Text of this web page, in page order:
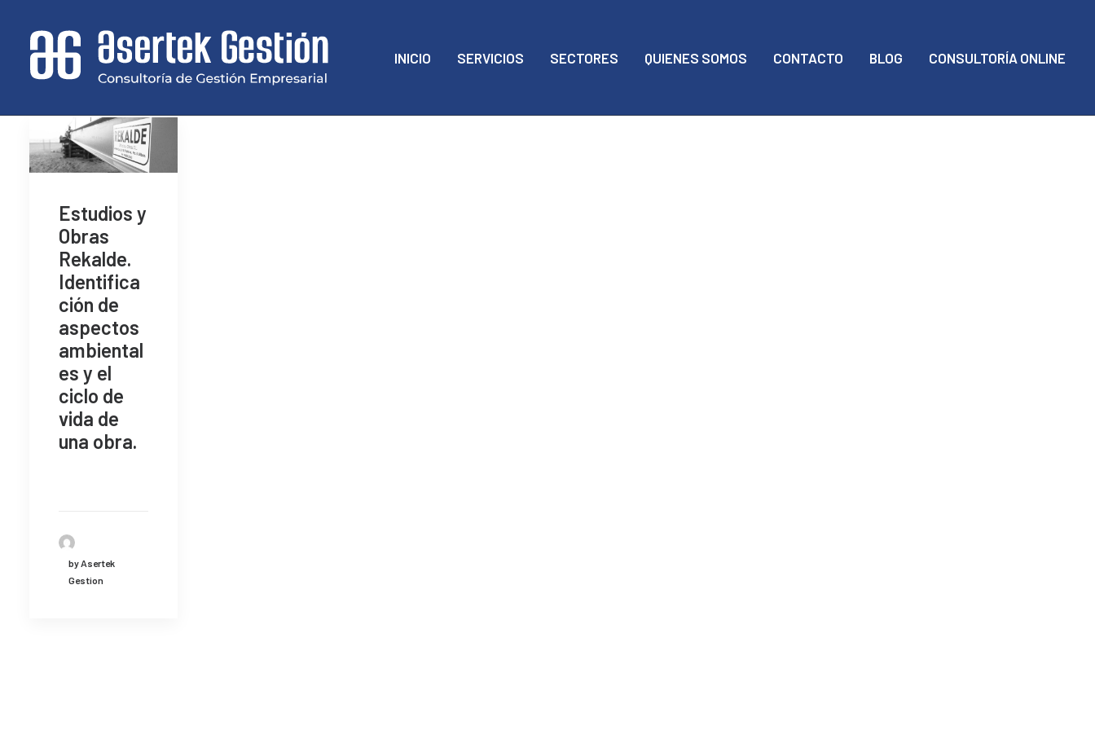
INICIO SERVICIOS SECTORES QUIENES SOMOS CONTACTO BLOG CONSULTORÍA ONLINE
Estudios y
Obras
Rekalde.
Identifica
ción de
aspectos
ambiental
es y el
ciclo de
vida de
una obra.
by Asertek
Gestion